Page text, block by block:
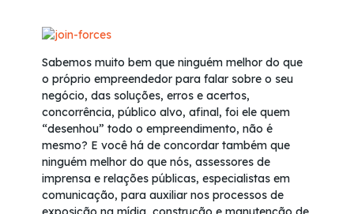
Sabemos muito bem que ninguém melhor do que
o próprio empreendedor para falar sobre o seu
negócio, das soluções, erros e acertos,
concorrência, público alvo, afinal, foi ele quem
“desenhou” todo o empreendimento, não é
mesmo? E você há de concordar também que
ninguém melhor do que nós, assessores de
imprensa e relações públicas, especialistas em
comunicação, para auxiliar nos processos de